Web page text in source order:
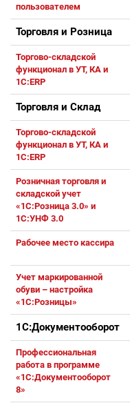
пользователем
Торговля и Розница
Торгово-складской
функционал в УТ, КА и
1С:ERP
Торговля и Склад
Торгово-складской
функционал в УТ, КА и
1С:ERP
Розничная торговля и
складской учет
«1С:Розница 3.0» и
1С:УНФ 3.0
Рабочее место кассира
Учет маркированной
обуви – настройка
«1С:Розницы»
1С:Документооборот
Профессиональная
работа в программе
«1С:Документооборот
8»